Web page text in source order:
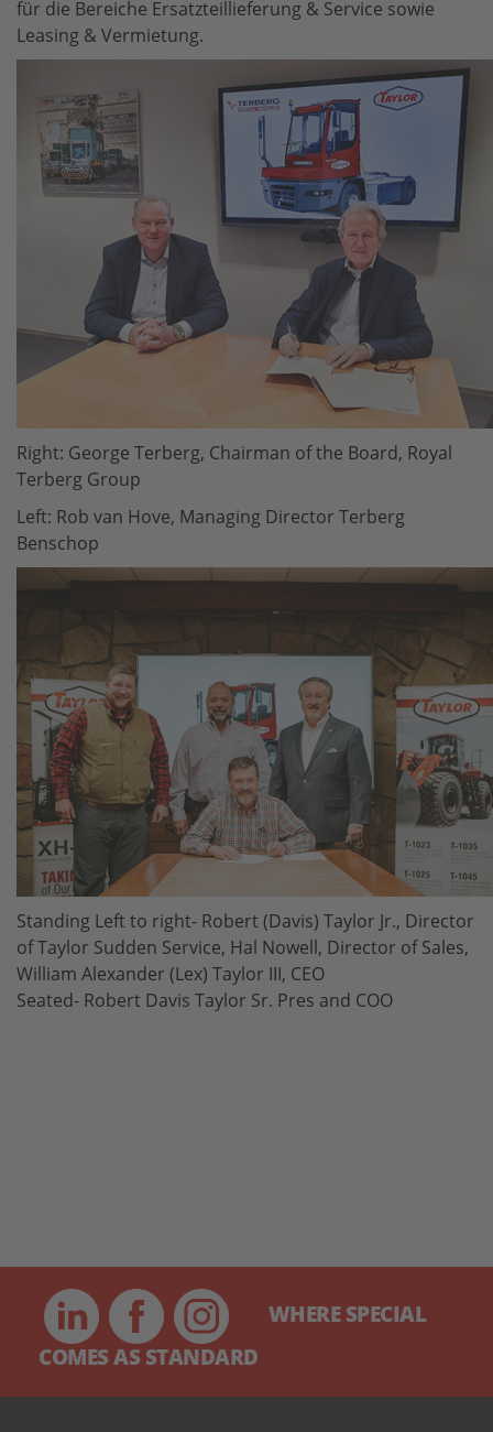
für die Bereiche Ersatzteillieferung & Service sowie
Leasing & Vermietung.
Right: George Terberg, Chairman of the Board, Royal
Terberg Group
Left: Rob van Hove, Managing Director Terberg
Benschop
Standing Left to right- Robert (Davis) Taylor Jr., Director
of Taylor Sudden Service, Hal Nowell, Director of Sales,
William Alexander (Lex) Taylor III, CEO
Seated- Robert Davis Taylor Sr. Pres and COO
WHERE SPECIAL
COMES AS STANDARD